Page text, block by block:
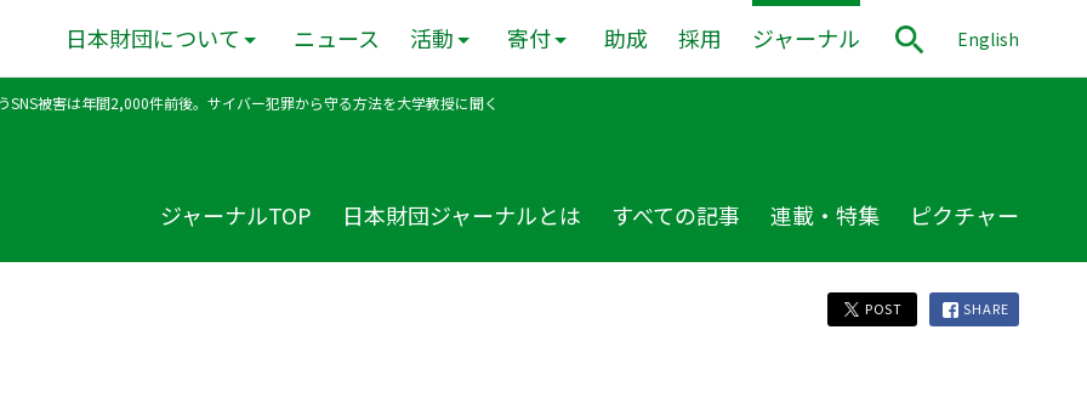
日本財団について ニュース 活動 寄付 助成 採用 ジャーナル English
SNS被害は年間2,000件前後。サイバー犯罪から守る方法を大学教授に聞く
ジャーナルTOP 日本財団ジャーナルとは すべての記事 連載・特集 ピクチャー
POST SHARE